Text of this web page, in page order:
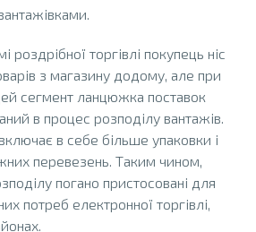
роздрібної торгівлі покупець ніс
з магазину додому, але при
сегмент ланцюжка поставок
в процес розподілу вантажів.
в себе більше упаковки і
перевезень. Таким чином,
погано пристосовані для
потреб електронної торгівлі,